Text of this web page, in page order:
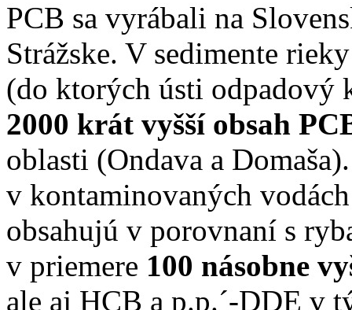
PCB sa vyrábali na
Strážske. V sedimente
(do ktorých ústi odpadový
2000 krát vyšší obsah
oblasti (Ondava a
v kontaminovaných
obsahujú v porovnaní s
v priemere 100 násobne
ale aj HCB a p.p.´-DDE v